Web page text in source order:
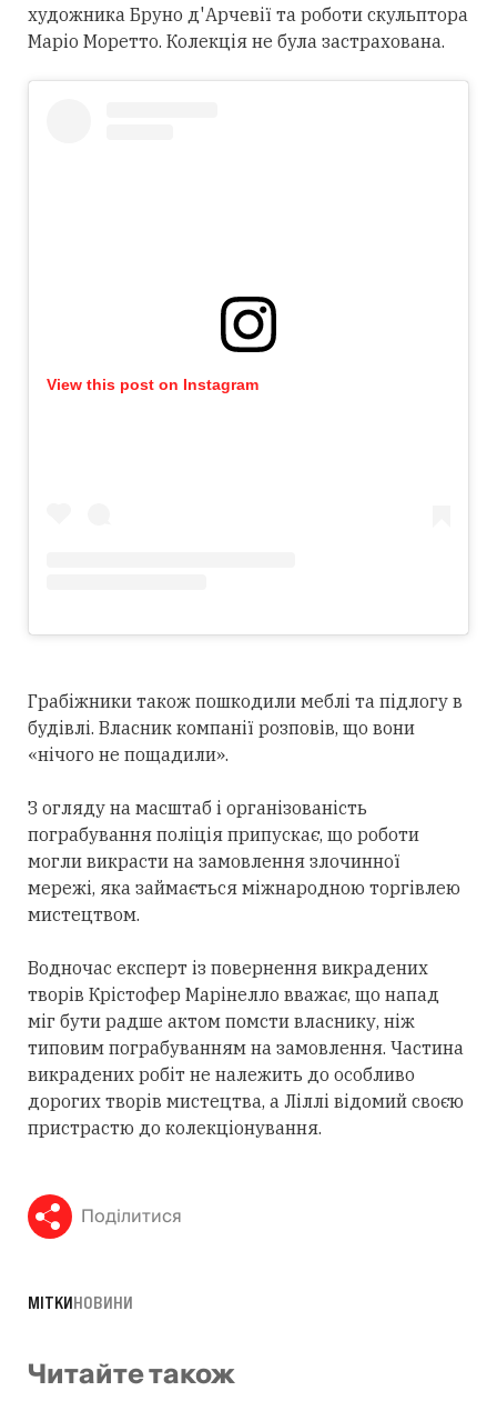
художника Бруно д'Арчевії та роботи скульптора
Маріо Моретто. Колекція не була застрахована.
View this post on Instagram
Грабіжники також пошкодили меблі та підлогу в
будівлі. Власник компанії розповів, що вони
«нічого не пощадили».
З огляду на масштаб і організованість
пограбування поліція припускає, що роботи
могли викрасти на замовлення злочинної
мережі, яка займається міжнародною торгівлею
мистецтвом.
Водночас експерт із повернення викрадених
творів Крістофер Марінелло вважає, що напад
міг бути радше актом помсти власнику, ніж
типовим пограбуванням на замовлення. Частина
викрадених робіт не належить до особливо
дорогих творів мистецтва, а Ліллі відомий своєю
пристрастю до колекціонування.
Поділитися
МІТКИНОВИНИ
Читайте також